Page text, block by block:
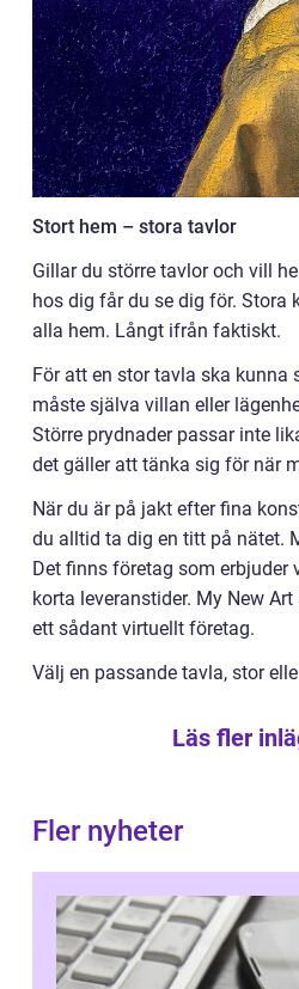
Stort hem – stora tavlor
Gillar du större tavlor och vill
hos dig får du se dig för. Stora
alla hem. Långt ifrån faktiskt.
För att en stor tavla ska kunna
måste själva villan eller
Större prydnader passar inte
det gäller att tänka sig för när
När du är på jakt efter fina
du alltid ta dig en titt på nätet.
Det finns företag som erbjuder
korta leveranstider. My New
ett sådant virtuellt företag.
Välj en passande tavla, stor
Läs fler
Fler nyheter